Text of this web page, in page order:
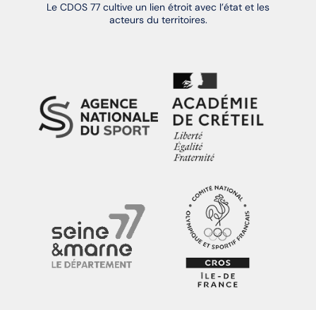
Le CDOS 77 cultive un lien étroit avec l’état et les
acteurs du territoires.